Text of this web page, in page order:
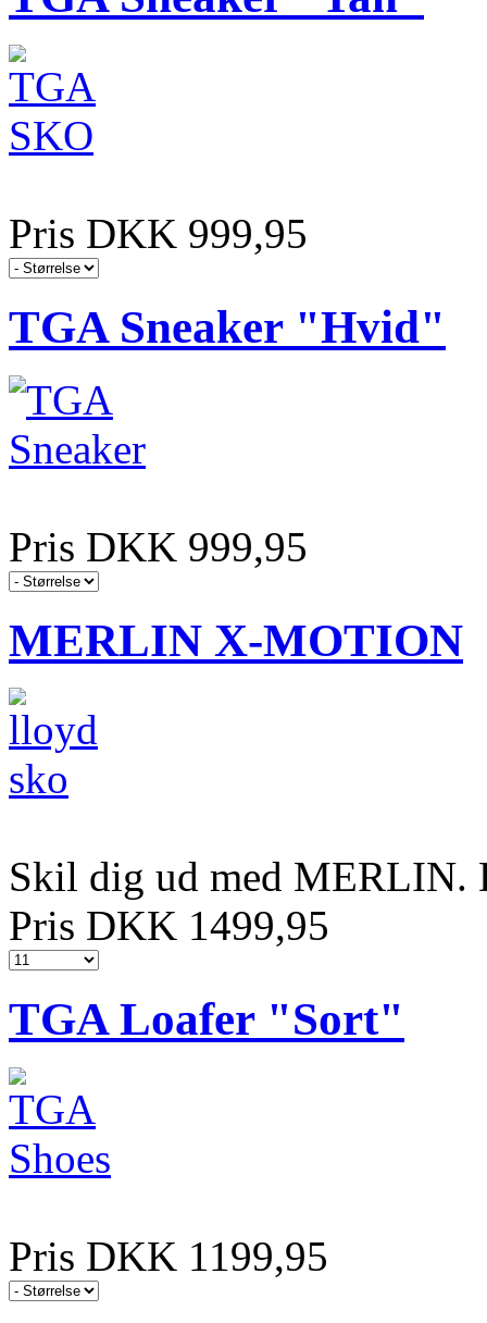
Pris DKK 999,95
TGA Sneaker "Hvid"
Pris DKK 999,95
MERLIN X-MOTION
Skil dig ud med MERLIN.
Pris DKK 1499,95
TGA Loafer "Sort"
Pris DKK 1199,95